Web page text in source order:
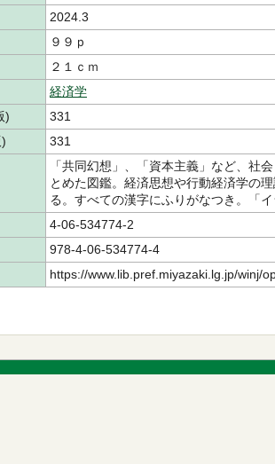
2024.3
９９ｐ
２１ｃｍ
経済学
)
331
331
「共同幻想」、「資本主義」など、社
とめた図鑑。経済思想や行動経済学の
る。すべての漢字にふりがなつき。「
4-06-534774-2
978-4-06-534774-4
https://www.lib.pref.miyazaki.lg.jp/winj/